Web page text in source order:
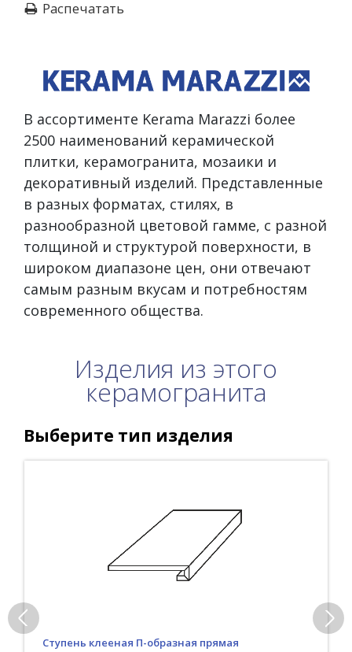
Распечатать
В ассортименте Kerama Marazzi более
2500 наименований керамической
плитки, керамогранита, мозаики и
декоративный изделий. Представленные
в разных форматах, стилях, в
разнообразной цветовой гамме, с разной
толщиной и структурой поверхности, в
широком диапазоне цен, они отвечают
самым разным вкусам и потребностям
современного общества.
Изделия из этого
керамогранита
Выберите тип изделия
Ступень клееная П-образная прямая